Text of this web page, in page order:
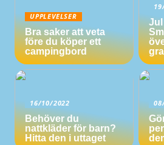
UPPLEVELSER
Bra saker att veta
före du köper ett
campingbord
16/10/2022
Behöver du
nattkläder för barn?
Hitta den i uttaget